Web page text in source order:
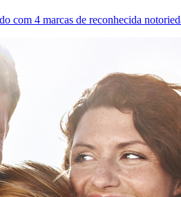
com 4 marcas de reconhecida